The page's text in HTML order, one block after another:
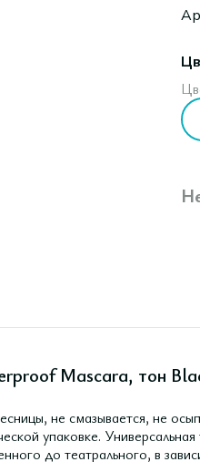
Mascara, тон
не смазывается, не
упаковке. Универсальная
до театрального, в